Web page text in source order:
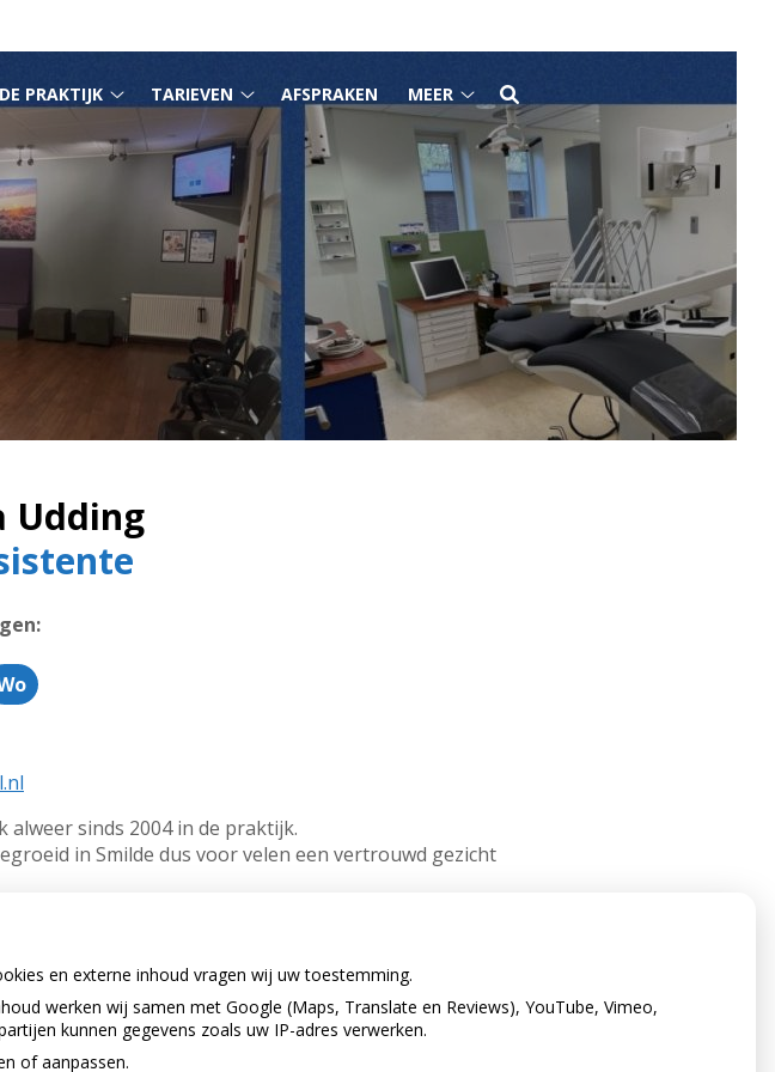
DE PRAKTIJK
praktijk
submenu
TARIEVEN
Tarieven
submenu
AFSPRAKEN MEER
Meer
submenu
Udding
W
n
s
d
a
alweer sinds 2004 in de praktijk.
in Smilde dus voor velen een vertrouwd gezicht
en externe inhoud vragen wij uw toestemming.
werken wij samen met Google (Maps, Translate en Reviews), YouTube, Vimeo,
kunnen gegevens zoals uw IP-adres verwerken.
of aanpassen.